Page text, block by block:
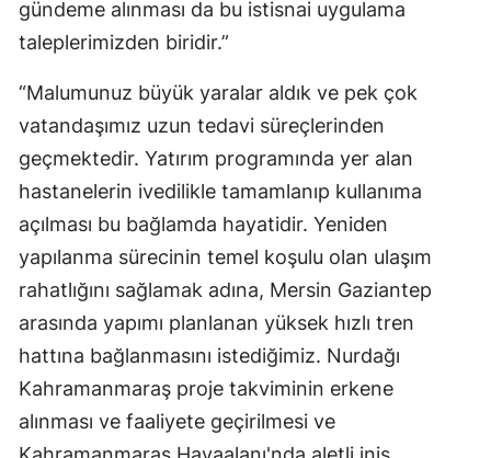
gündeme alınması da bu istisnai uygulama
taleplerimizden biridir.”
“Malumunuz büyük yaralar aldık ve pek çok
vatandaşımız uzun tedavi süreçlerinden
geçmektedir. Yatırım programında yer alan
hastanelerin ivedilikle tamamlanıp kullanıma
açılması bu bağlamda hayatidir. Yeniden
yapılanma sürecinin temel koşulu olan ulaşım
rahatlığını sağlamak adına, Mersin Gaziantep
arasında yapımı planlanan yüksek hızlı tren
hattına bağlanmasını istediğimiz. Nurdağı
Kahramanmaraş proje takviminin erkene
alınması ve faaliyete geçirilmesi ve